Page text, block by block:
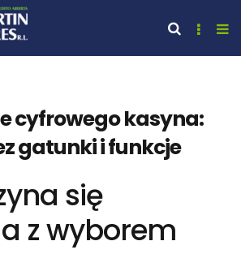
cyfrowego kasyna:
gatunki i funkcje
się
z wyborem